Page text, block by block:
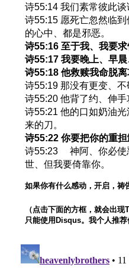
诗55:14 我们素常彼此
诗55:15 愿死亡忽然临
的心中、都是邪恶。
诗55:16 至于我、我要
诗55:17 我要晚上、早
诗55:18 他救赎我命脱
诗55:19 那没有更变、
诗55:20 他背了约、伸手
诗55:21 他的口如奶油
来的刀。
诗55:22 你要把你的重
诗55:23 神阿、你必使
世、但我要倚靠你。
如果你有什么感动，开启，祷
（点击下面的方框，就会出
只能使用Disqus。我个人推